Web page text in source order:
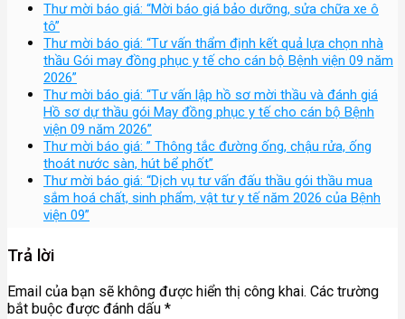
Thư mời báo giá: “Mời báo giá bảo dưỡng, sửa chữa xe ô
tô”
Thư mời báo giá: “Tư vấn thẩm định kết quả lựa chọn nhà
thầu Gói may đồng phục y tế cho cán bộ Bệnh viện 09 năm
2026”
Thư mời báo giá: “Tư vấn lập hồ sơ mời thầu và đánh giá
Hồ sơ dự thầu gói May đồng phục y tế cho cán bộ Bệnh
viện 09 năm 2026”
Thư mời báo giá: ” Thông tắc đường ống, chậu rửa, ống
thoát nước sàn, hút bể phốt”
Thư mời báo giá: “Dịch vụ tư vấn đấu thầu gói thầu mua
sắm hoá chất, sinh phẩm, vật tư y tế năm 2026 của Bệnh
viện 09”
Trả lời
Email của bạn sẽ không được hiển thị công khai. Các trường
bắt buộc được đánh dấu *